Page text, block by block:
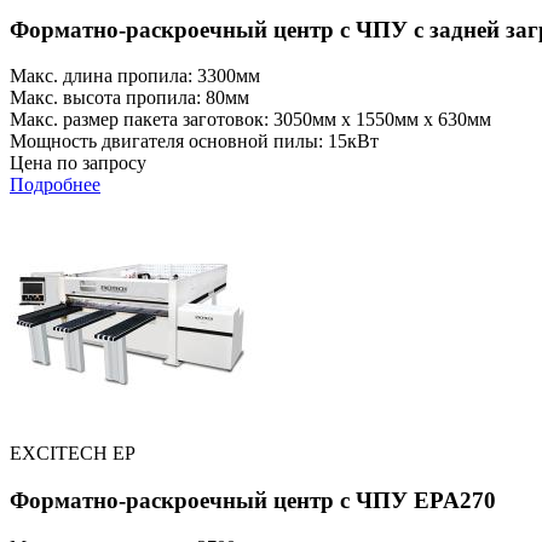
Форматно-раскроечный центр с ЧПУ с задней
Макс. длина пропила: 3300мм
Макс. высота пропила: 80мм
Макс. размер пакета заготовок: 3050мм x 1550мм x 630мм
Мощность двигателя основной пилы: 15кВт
Цена по запросу
Подробнее
EXCITECH EP
Форматно-раскроечный центр с ЧПУ EPA270